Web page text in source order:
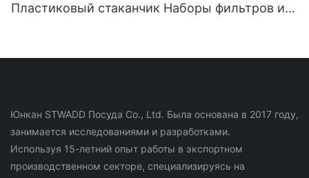
Пластиковый стаканчик Наборы фильтров из
Юнкан STWADD Посуда Co., Ltd. Была основана в 2017 году,
занимается исследованиями и разработками.
Используя 15-летний опыт работы в экспортном
производственном секторе, специализируясь на